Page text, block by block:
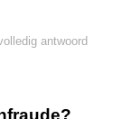
antwoord